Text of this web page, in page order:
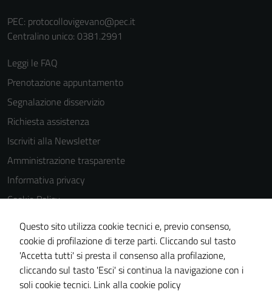
PEC: protocollovigevano@pec.it
Centralino unico: 0381.2991
Leggi le FAQ
Prenotazione appuntamento
Segnalazione disservizio
Richiesta assistenza
Iscriviti alla Newsletter
Amministrazione trasparente
Informativa privacy
Cookie Policy
Media policy
Note legali
Dichiarazione di accessibilità
Piano di miglioramento del sito
Questo sito utilizza cookie tecnici e, previo consenso,
cookie di profilazione di terze parti. Cliccando sul tasto
'Accetta tutti' si presta il consenso alla profilazione,
cliccando sul tasto 'Esci' si continua la navigazione con i
soli cookie tecnici. Link alla cookie policy
Tecnici
Questi cookie
sono necessari
per il